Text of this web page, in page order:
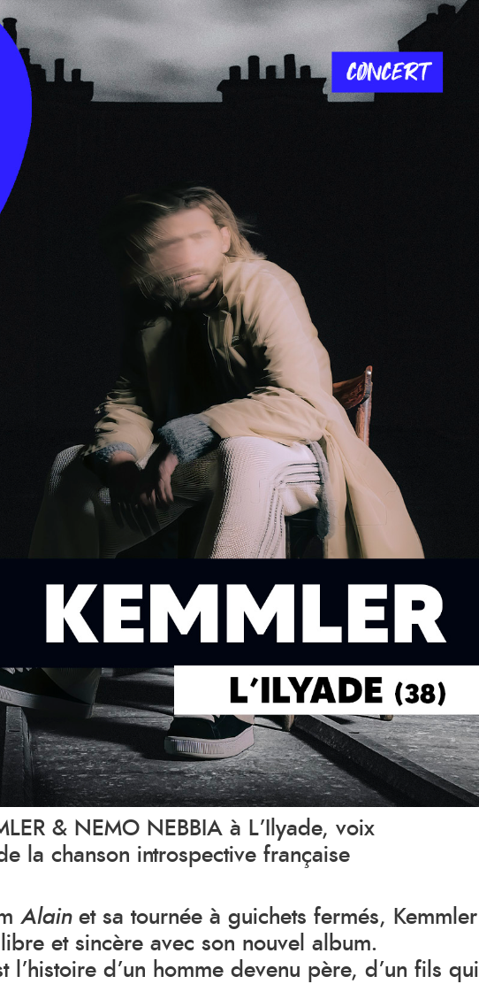
& NEMO NEBBIA à L’Ilyade, voix
la chanson introspective française
Alainet sa tournée à guichets fermés, Kemmler
et sincère avec son nouvel album.
l’histoire d’un homme devenu père, d’un fils qui